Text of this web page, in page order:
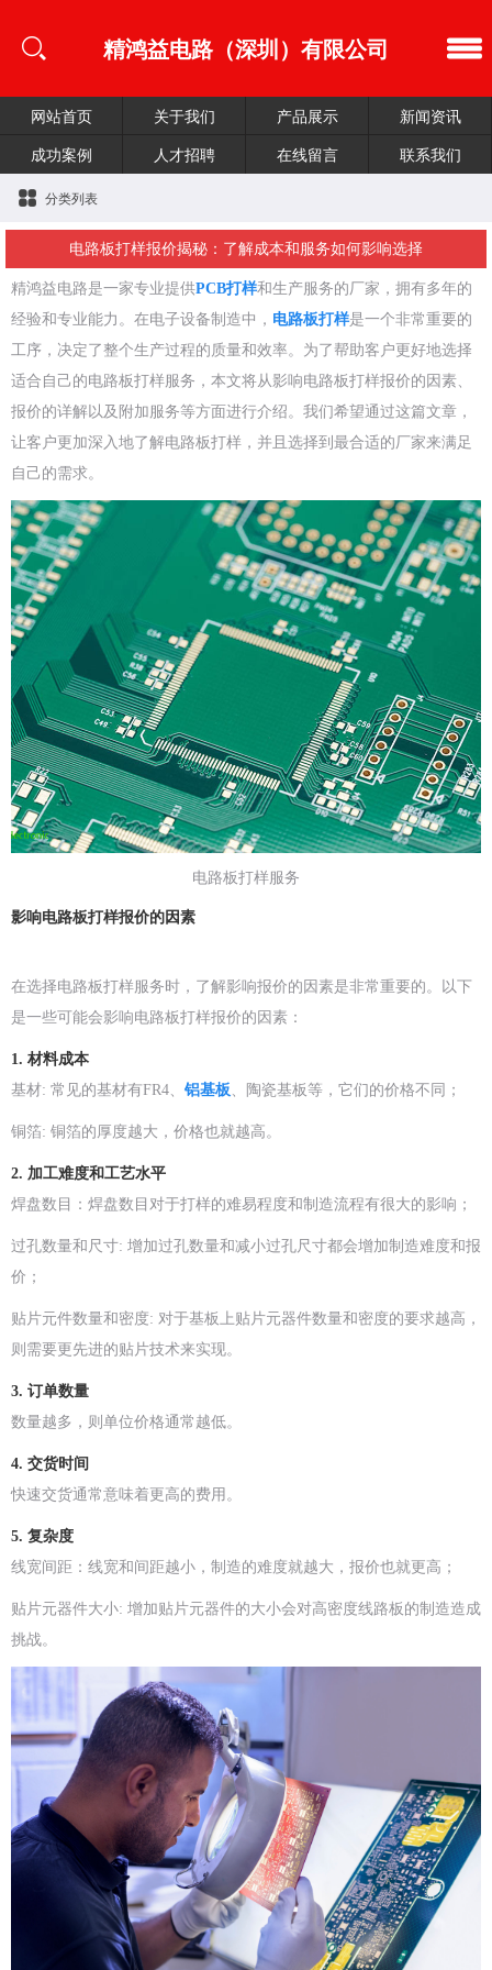
精鸿益电路（深圳）有限公司
网站首页 关于我们 产品展示
新闻资讯
成功案例
人才招聘 在线留言 联系我们
分类列表
电路板打样报价揭秘：了解成本和服务如何影响选择
精鸿益电路是一家专业提供PCB打样和生产服务的厂家，拥有多年的
经验和专业能力。在电子设备制造中， 电路板打样是一个非常重要的
工序，决定了整个生产过程的质量和效率。为了帮助客户更好地选择
适合自己的电路板打样服务，本文将从影响电路板打样报价的因素、
报价的详解以及附加服务等方面进行介绍。我们希望通过这篇文章，
让客户更加深入地了解电路板打样，并且选择到最合适的厂家来满足
自己的需求。
电路板打样服务
影响电路板打样报价的因素
在选择电路板打样服务时，了解影响报价的因素是非常重要的。以下
是一些可能会影响电路板打样报价的因素：
1. 材料成本
基材: 常见的基材有FR4、 铝基板 、陶瓷基板等，它们的价格不同；
铜箔: 铜箔的厚度越大，价格也就越高。
2. 加工难度和工艺水平
焊盘数目：焊盘数目对于打样的难易程度和制造流程有很大的影响；
过孔数量和尺寸: 增加过孔数量和减小过孔尺寸都会增加制造难度和报
价；
贴片元件数量和密度: 对于基板上贴片元器件数量和密度的要求越高，
则需要更先进的贴片技术来实现。
3. 订单数量
数量越多，则单位价格通常越低。
4. 交货时间
快速交货通常意味着更高的费用。
5. 复杂度
线宽间距：线宽和间距越小，制造的难度就越大，报价也就更高；
贴片元器件大小: 增加贴片元器件的大小会对高密度线路板的制造造成
挑战。